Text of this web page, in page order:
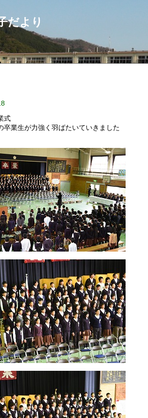
だより
式
卒業生が力強く羽ばたいていきました